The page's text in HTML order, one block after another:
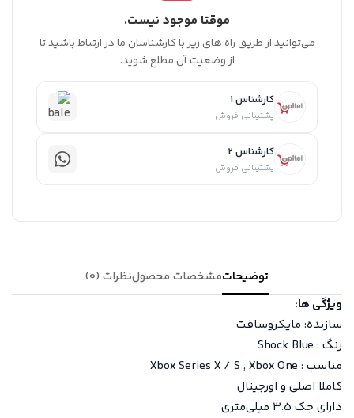
موقتا موجود نیست.
می‌توانید از طریق راه های زیر با کارشناسان ما در ارتباط باشید تا
از وضعیت آن مطلع شوید.
کارشناس 1
پشتیبانی فروش
کارشناس 2
پشتیبانی فروش
توضیحاتمشخصات محصولنظرات (0)
ویژگی ها:
سازنده: مایکروسافت
رنگ : Shock Blue
مناسب : Xbox Series X / S , Xbox One
کاملا اصلی و اورجینال
دارای جک 3.5 میلی‌متری